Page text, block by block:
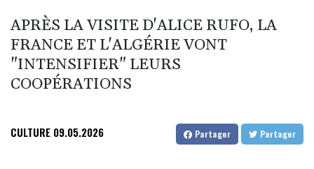
APRÈS LA VISITE D'ALICE RUFO, LA
FRANCE ET L'ALGÉRIE VONT
"INTENSIFIER" LEURS
COOPÉRATIONS
CULTURE 09.05.2026 Partager Partager